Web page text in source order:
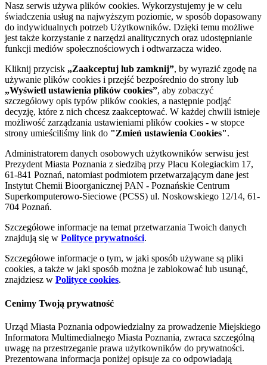
Nasz serwis używa plików cookies. Wykorzystujemy je w celu
świadczenia usług na najwyższym poziomie, w sposób dopasowany
do indywidualnych potrzeb Użytkowników. Dzięki temu możliwe
jest także korzystanie z narzędzi analitycznych oraz udostępnianie
funkcji mediów społecznościowych i odtwarzacza wideo.
Kliknij przycisk „Zaakceptuj lub zamknij”, by wyrazić zgodę na
używanie plików cookies i przejść bezpośrednio do strony lub
„Wyświetl ustawienia plików cookies”, aby zobaczyć
szczegółowy opis typów plików cookies, a następnie podjąć
decyzję, które z nich chcesz zaakceptować. W każdej chwili istnieje
możliwość zarządzania ustawieniami plików cookies - w stopce
strony umieściliśmy link do "Zmień ustawienia Cookies".
Administratorem danych osobowych użytkowników serwisu jest
Prezydent Miasta Poznania z siedzibą przy Placu Kolegiackim 17,
61-841 Poznań, natomiast podmiotem przetwarzającym dane jest
Instytut Chemii Bioorganicznej PAN - Poznańskie Centrum
Superkomputerowo-Sieciowe (PCSS) ul. Noskowskiego 12/14, 61-
704 Poznań.
Szczegółowe informacje na temat przetwarzania Twoich danych
znajdują się w Polityce prywatności.
Szczegółowe informacje o tym, w jaki sposób używane są pliki
cookies, a także w jaki sposób można je zablokować lub usunąć,
znajdziesz w Polityce cookies.
Cenimy Twoją prywatność
Urząd Miasta Poznania odpowiedzialny za prowadzenie Miejskiego
Informatora Multimedialnego Miasta Poznania, zwraca szczególną
uwagę na przestrzeganie prawa użytkowników do prywatności.
Prezentowana informacja poniżej opisuje za co odpowiadają